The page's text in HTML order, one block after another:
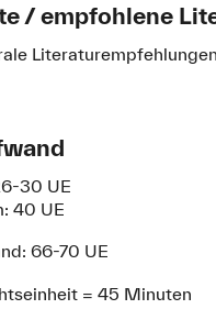
/ empfohlene
Literaturempfehlungen
30 UE
40 UE
66-70 UE
= 45 Minuten